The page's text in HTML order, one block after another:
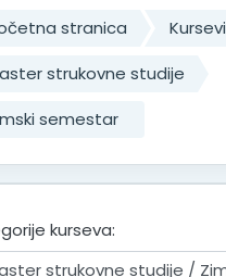
stranica
Kursevi
strukovne studije
semestar
kurseva: